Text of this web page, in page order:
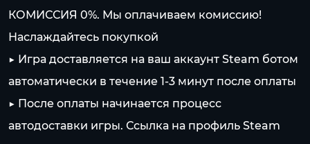
КОМИССИЯ 0%. Мы оплачиваем комиссию!
Наслаждайтесь покупкой
▶️ Игра доставляется на ваш аккаунт Steam ботом
автоматически в течение 1-3 минут после оплаты
▶️ После оплаты начинается процесс
автодоставки игры. Ссылка на профиль Steam